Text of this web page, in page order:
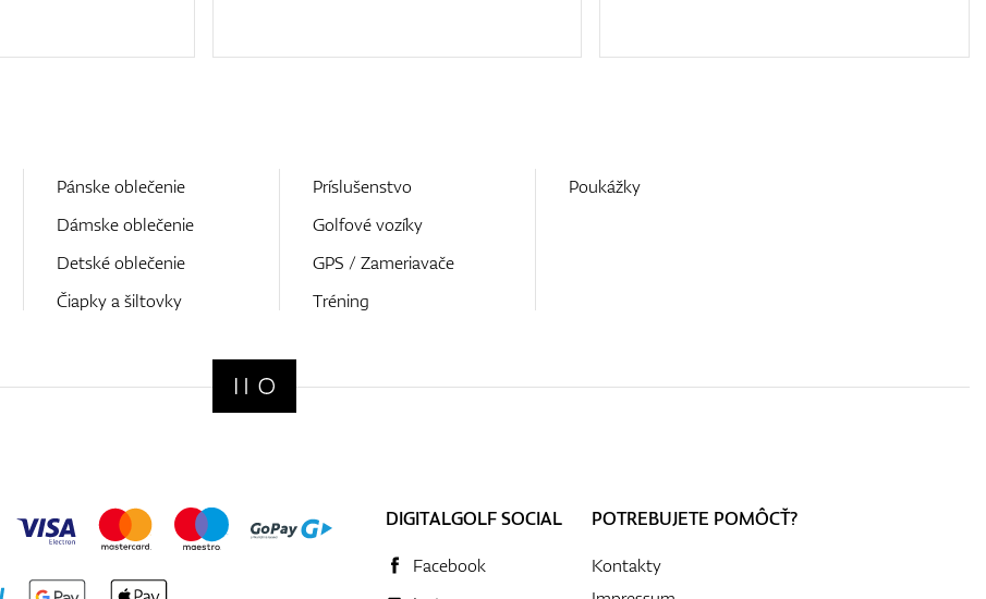
Pánske oblečenie
Dámske oblečenie
Detské oblečenie
Čiapky a šiltovky
Príslušenstvo
Golfové vozíky
GPS / Zameriavače
Tréning
Poukážky
DIGITALGOLF SOCIAL
Facebook
POTREBUJETE POMÔCŤ?
Kontakty